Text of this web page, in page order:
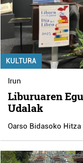
KULTURA
Irun
Liburuaren
Udalak
Oarso Bidasoko Hitza